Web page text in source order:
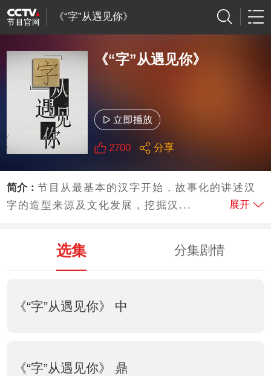
《“字”从遇见你》
《“字”从遇见你》
2700 分享
简介：节目从最基本的汉字开始，故事化的讲述汉
字的造型来源及文化发展，挖掘汉...
展开
选集 分集剧情
《“字”从遇见你》 中
《“字”从遇见你》 鼎